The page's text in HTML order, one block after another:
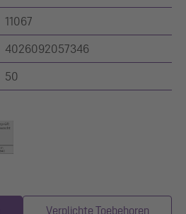
11067
4026092057346
50
Verplichte Toebehoren